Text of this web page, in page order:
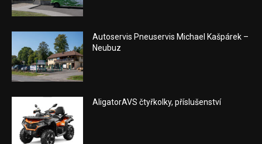
Autoservis Pneuservis Michael Kašpárek –
Neubuz
AligatorAVS čtyřkolky, příslušenství